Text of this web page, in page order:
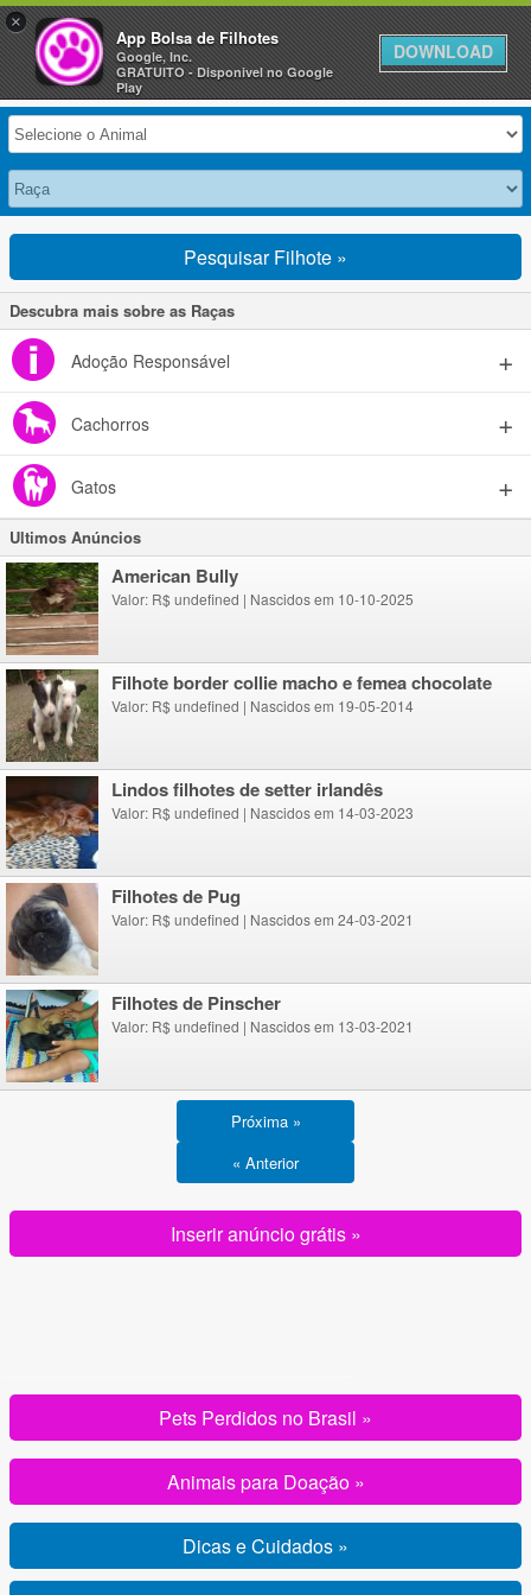
Anuncie Grátis »
Selecione seu Animal
Pesquisar Filhote »
Descubra mais sobre as Raças
Adoção Responsável
Cachorros
Gatos
Ultimos Anúncios
American Bully
Valor: R$ undefined | Nascidos em 10-10-2025
Filhote border collie macho e femea chocolate
Valor: R$ undefined | Nascidos em 19-05-2014
lindos filhotes de setter irlandês
Valor: R$ undefined | Nascidos em 14-03-2023
Filhotes de Pug
Valor: R$ undefined | Nascidos em 24-03-2021
Filhotes de Pinscher
Valor: R$ undefined | Nascidos em 13-03-2021
Próxima »
« Anterior
Inserir anúncio grátis »
Pets Perdidos no Brasil »
Animais para Doação »
Dicas e Cuidados »
×
App Bolsa de Filhotes
Google, Inc.
GRATUITO - Disponivel no Google
Play
DOWNLOAD